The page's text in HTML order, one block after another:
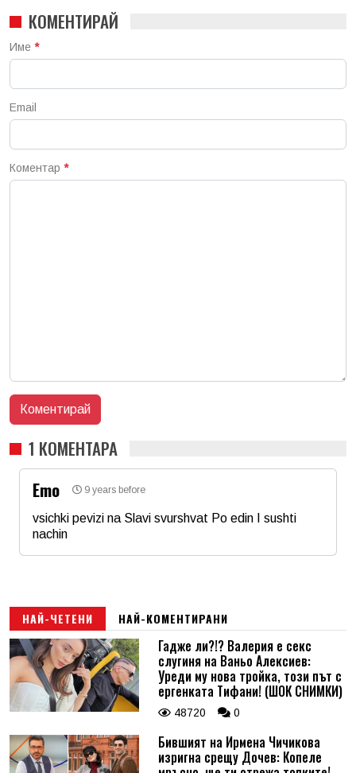
КОМЕНТИРАЙ
Име *
Email
Коментар *
1 КОМЕНТАРА
Emo
9 years before
vsichki pevizi na Slavi svurshvat Po edin I sushti
nachin
Email
Коментар*
НАЙ-ЧЕТЕНИ НАЙ-КОМЕНТИРАНИ
Гадже ли?!? Валерия е секс
слугиня на Ваньо Алексиев:
Уреди му нова тройка, този път с
ергенката Тифани! (ШОК СНИМКИ)
48720 0
Бившият на Ирмена Чичикова
изригна срещу Дочев: Копеле